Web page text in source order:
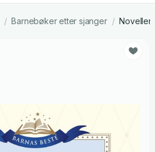
/ Barnebøker etter sjanger / Noveller